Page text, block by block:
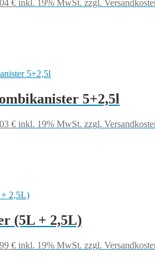
€Aktueller
inkl. 19% MwSt. zzgl.
5+2,5l
€Aktueller
inkl. 19% MwSt. zzgl.
(5L + 2,5L)
€Aktueller
inkl. 19% MwSt. zzgl.